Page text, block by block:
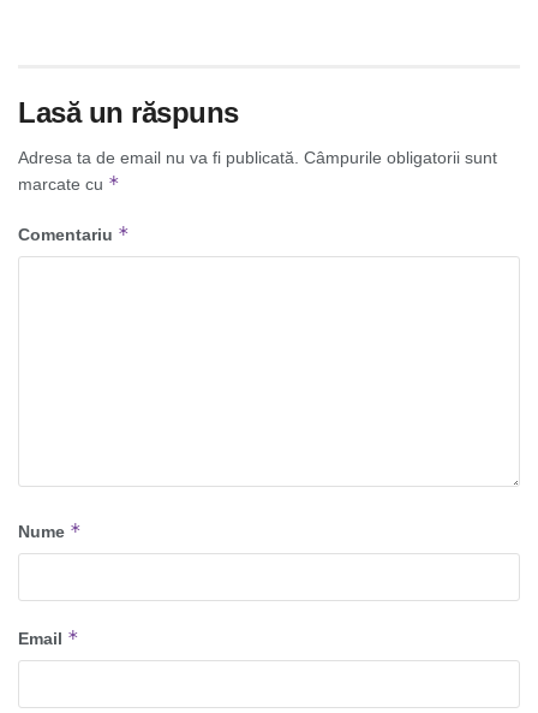
Lasă un răspuns
Adresa ta de email nu va fi publicată. Câmpurile obligatorii sunt
marcate cu *
Comentariu *
Nume *
Email *